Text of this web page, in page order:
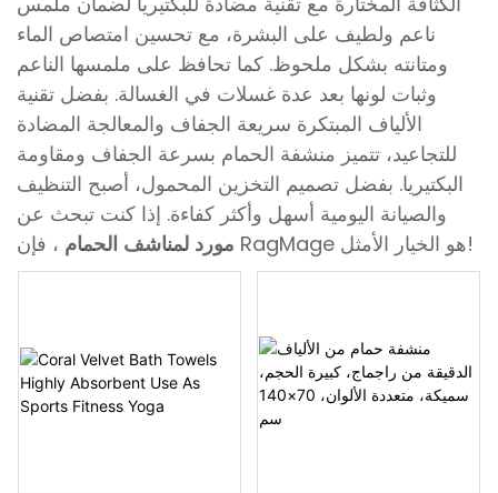
ناعم ولطيف على البشرة، مع تحسين امتصاص الماء
ومتانته بشكل ملحوظ. كما تحافظ على ملمسها الناعم
وثبات لونها بعد عدة غسلات في الغسالة. بفضل تقنية
الألياف المبتكرة سريعة الجفاف والمعالجة المضادة
للتجاعيد، تتميز منشفة الحمام بسرعة الجفاف ومقاومة
البكتيريا. بفضل تصميم التخزين المحمول، أصبح التنظيف
والصيانة اليومية أسهل وأكثر كفاءة. إذا كنت تبحث عن
مورد لمناشف الحمام
، فإن RagMage هو الخيار الأمثل!